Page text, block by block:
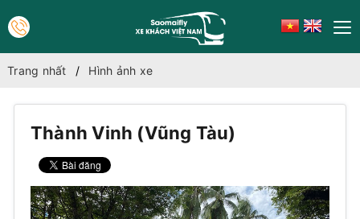
Trang nhất Hình ảnh xe
Thành Vinh (Vũng Tàu)